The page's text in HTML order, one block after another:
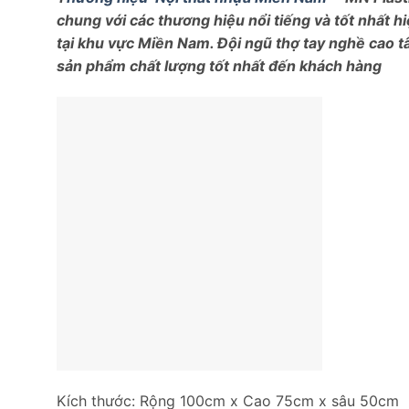
chung với các thương hiệu nổi tiếng và tốt nhất
tại khu vực Miền Nam. Đội ngũ thợ tay nghề cao
sản phẩm chất lượng tốt nhất đến khách hàng
Kích thước: Rộng 100cm x Cao 75cm x sâu 50cm